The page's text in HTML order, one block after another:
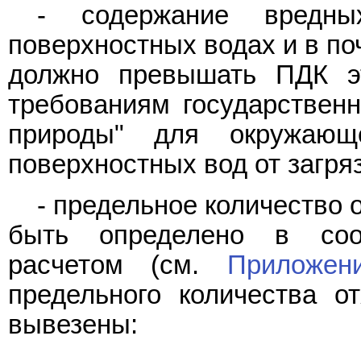
- содержание
поверхностных водах и в
должно превышать ПДК
требованиям
природы" для
поверхностных вод от
- предельное количество
быть определено в
расчетом (см.
предельного количества
вывезены: